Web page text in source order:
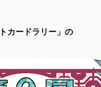
カードラリー」の